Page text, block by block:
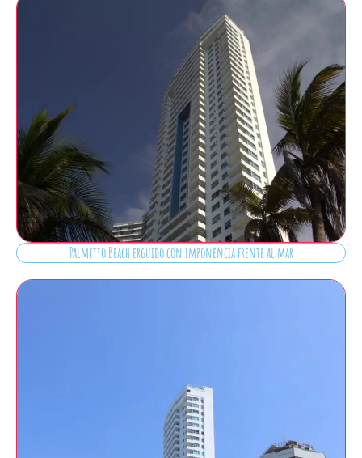
Palmetto Beach erguido con imponencia frente al mar